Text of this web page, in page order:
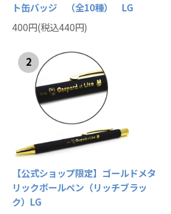
ト缶バッジ （全10種） LG
400円(税込440円)
2
【公式ショップ限定】ゴールドメタ
リックボールペン（リッチブラッ
ク）LG